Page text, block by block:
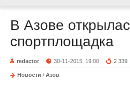
В Азове
спортплощадка
redactor 30-11-2015, 19:00 2 339
Новости / Азов